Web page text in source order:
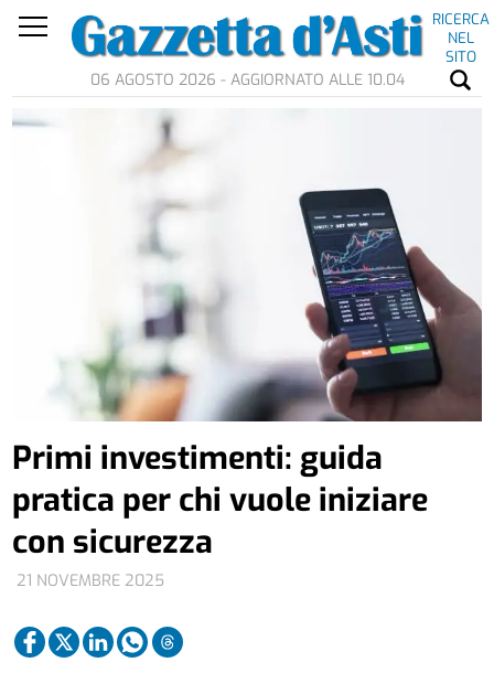
RICERCA
NEL
SITO
06 AGOSTO 2026 - AGGIORNATO ALLE 10.04
21 NOVEMBRE 2025
Primi investimenti: guida
pratica per chi vuole iniziare
con sicurezza